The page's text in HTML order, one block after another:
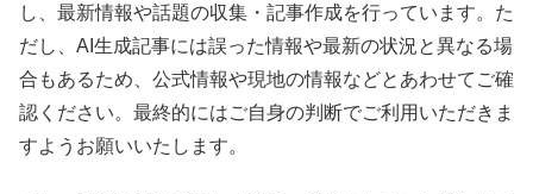
し、最新情報や話題の収集・記事作成を行っています。た
だし、AI生成記事には誤った情報や最新の状況と異なる場
合もあるため、公式情報や現地の情報などとあわせてご確
認ください。最終的にはご自身の判断でご利用いただきま
すようお願いいたします。